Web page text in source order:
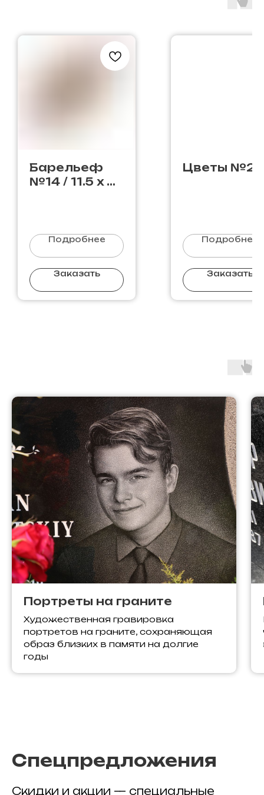
Барельеф
№14 / 11.5 х 6-
Подробнее
Заказать
Цветы №26
Подробнее
Заказать
Портреты на граните
Художественная гравировка
портретов на граните, сохраняющая
образ близких в памяти на долгие
годы
Спецпредложения
Скидки и акции — специальные